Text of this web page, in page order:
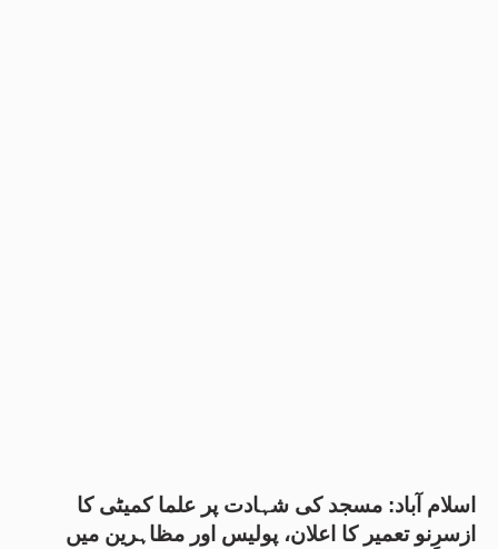
اسلام آباد: مسجد کی شہادت پر علما کمیٹی کا
ازسرِنو تعمیر کا اعلان، پولیس اور مظاہرین میں